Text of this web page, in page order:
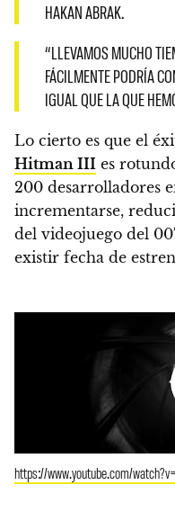
HAKAN ABRAK.
“LLEVAMOS MUCHO
FÁCILMENTE PODRÍA
IGUAL QUE LA QUE
Lo cierto es que el
Hitman III es
200 desarrolladores
incrementarse,
del videojuego del
existir fecha de
https://www.youtube.com/